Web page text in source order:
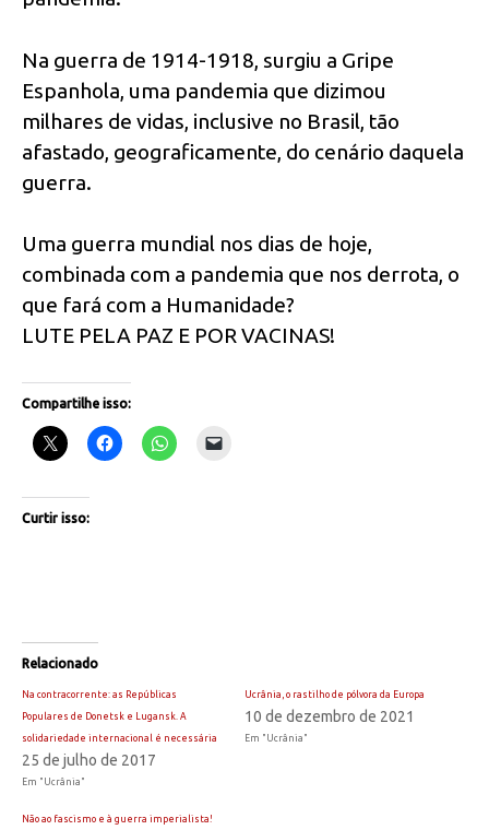
Na guerra de 1914-1918, surgiu a Gripe
Espanhola, uma pandemia que dizimou
milhares de vidas, inclusive no Brasil, tão
afastado, geograficamente, do cenário daquela
guerra.
Uma guerra mundial nos dias de hoje,
combinada com a pandemia que nos derrota, o
que fará com a Humanidade?
LUTE PELA PAZ E POR VACINAS!
Compartilhe isso:
Curtir isso:
Relacionado
Na contracorrente: as Repúblicas
Populares de Donetsk e Lugansk. A
solidariedade internacional é necessária
25 de julho de 2017
Em "Ucrânia"
Ucrânia, o rastilho de pólvora da Europa
10 de dezembro de 2021
Em "Ucrânia"
Não ao fascismo e à guerra imperialista!